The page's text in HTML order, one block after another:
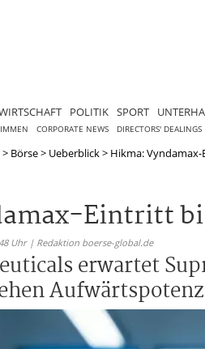
POLITIK SPORT
CORPORATE NEWS DIRECTORS' DEALINGS
> Börse> Ueberblick> Hikma:
Eintritt
Uhr | Redaktion boerse-global.de
erwartet